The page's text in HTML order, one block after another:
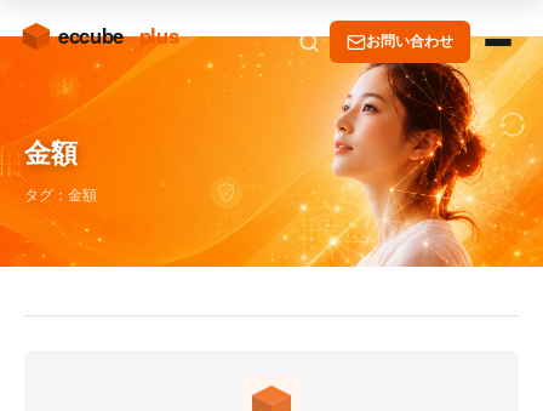
お問い合わせ
金額
タグ：金額